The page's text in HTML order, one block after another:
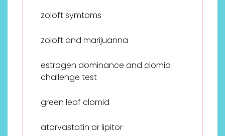
zoloft symtoms
zoloft and marijuanna
estrogen dominance and clomid
challenge test
green leaf clomid
atorvastatin or lipitor